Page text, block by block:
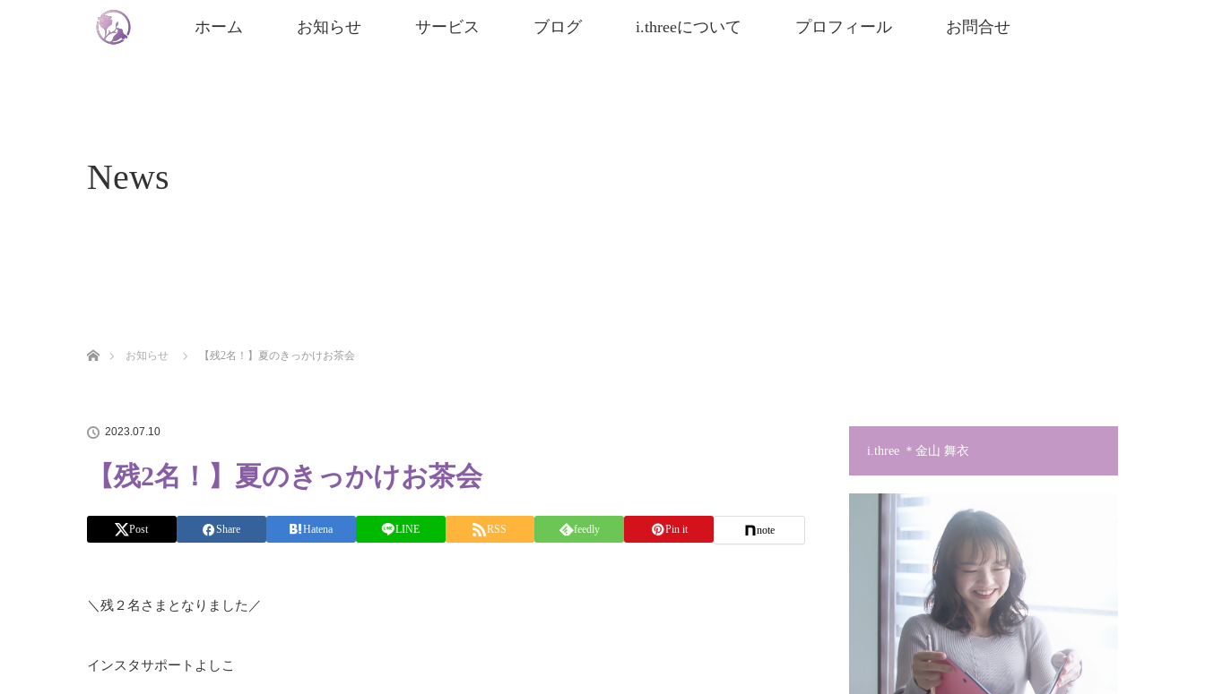
ホーム お知らせ サービス ブログ i.threeについて プロフィール お問合せ
News
お知らせ
【残2名！】夏のきっかけお茶会
2023.07.10
【残2名！】夏のきっかけお茶会
Post Share Hatena LINE RSS feedly Pin it note
＼残２名さまとなりました／
インスタサポートよしこ
i.three ＊金山 舞衣